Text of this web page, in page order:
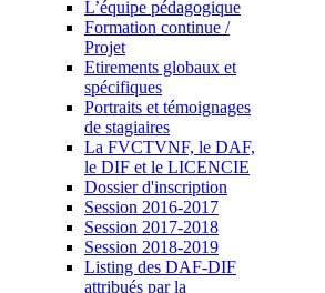
L’équipe pédagogique
Formation continue /
Projet
Etirements globaux et
spécifiques
Portraits et témoignages
de stagiaires
La FVCTVNF, le DAF,
le DIF et le LICENCIE
Dossier d'inscription
Session 2016-2017
Session 2017-2018
Session 2018-2019
Listing des DAF-DIF
attribués par la